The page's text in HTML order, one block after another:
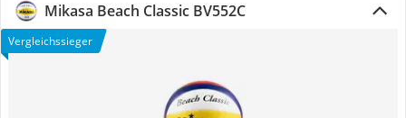
Mikasa Beach Classic BV552C
Vergleichssieger